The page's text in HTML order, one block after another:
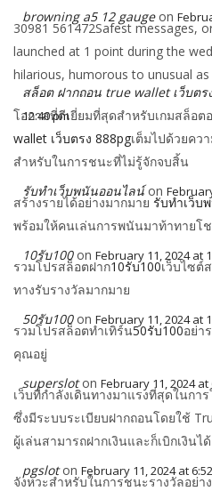
browning a5 12 gauge on
30981 561472Safest messages,
launched at 1 point during the
hilarious, humorous to unusual
สล็อต ฝากถอน true wallet เว็บตร
12:40 pm
โอกาสที่ดีเยี่ยมที่สุดสำหรับเกมสล็อต
wallet เว็บตรง 888pgเต็มไปด้วยคว
สำหรับในการชนะที่ไม่รู้จักจบสิ้น
รับทำเว็บพนันออนไลน์ on
สร้างรายได้อย่างมากมาย รับทำเว็บ
พร้อมให้คนเล่นการพนันมาท้าทายโ
10รับ100 on February 11, 2024 at
รวมโปรสล็อตฝาก10รับ100เว็บไซต์
ทางรับรางวัลมากมาย
50รับ100 on February 11, 2024 at
รวมโปรสล็อตทําเทิร์น50รับ100อย่า
คุณอยู่
superslot on February 11, 2024 at
เว็บที่กำลังเดินทางมาแรงที่สุดในกา
ซึ่งมีระบบระเบียบฝากถอนโดยใช้
ผู้เล่นสามารถฝากเงินและก็เบิกเงินไ
pgslot on February 11, 2024 at
จังหวะสำหรับในการชนะรางวัลอย่า